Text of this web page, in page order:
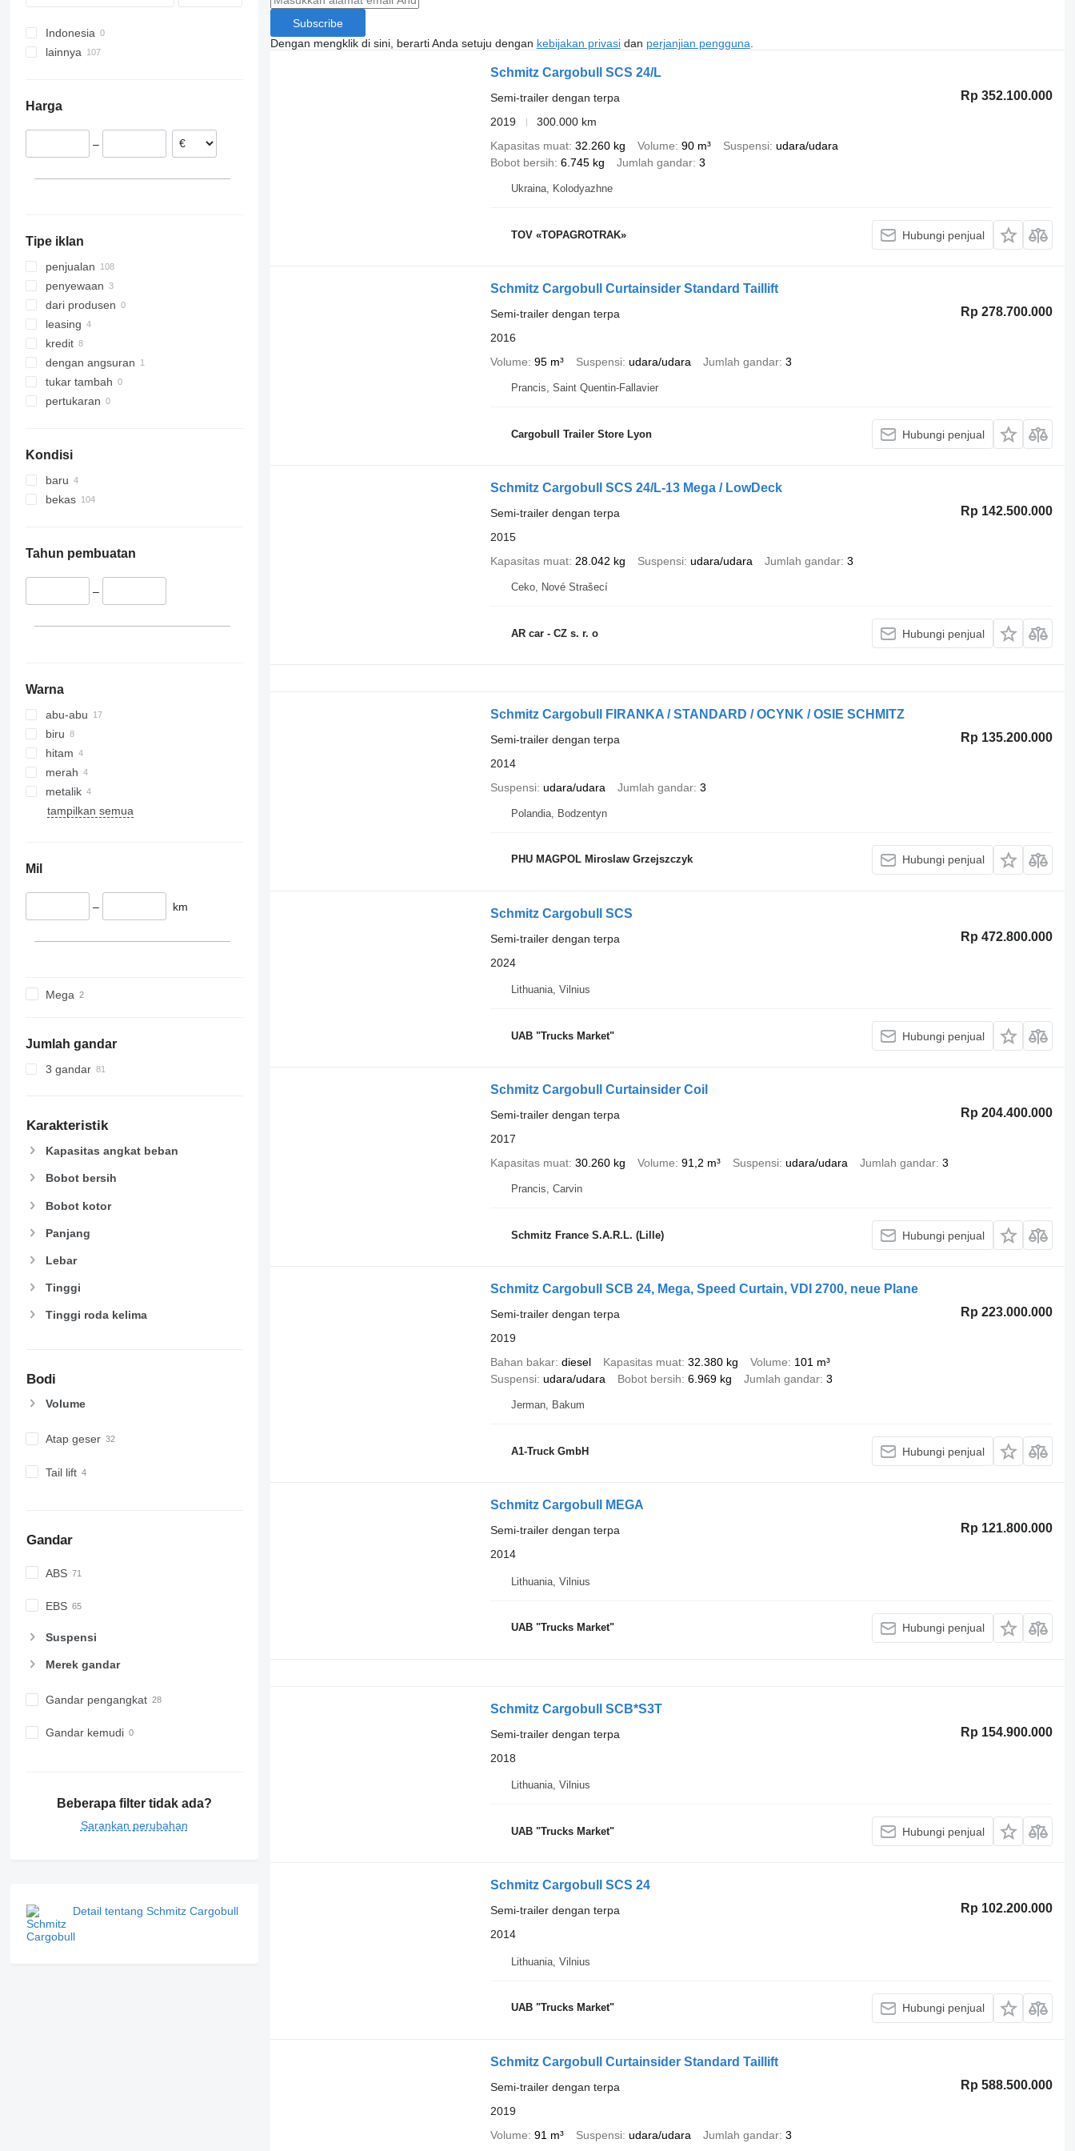
Indonesia
lainnya
Polandia
Ceko
Harga
–
Tipe iklan
penjualan
penyewaan
dari produsen
leasing
kredit
dengan angsuran
tukar tambah
pertukaran
Kondisi
baru
bekas
Tahun pembuatan
–
Warna
abu-abu
biru
hitam
merah
metalik
tampilkan semua
Mil
– km
Mega
Jumlah gandar
3 gandar
Karakteristik
Kapasitas angkat beban
Bobot bersih
Bobot kotor
Panjang
Lebar
Tinggi
Tinggi roda kelima
Bodi
Volume
Atap geser
Tail lift
Gandar
ABS
EBS
Suspensi
Merek gandar
Gandar pengangkat
Gandar kemudi
Beberapa filter tidak ada?
Sarankan perubahan
Detail tentang Schmitz Cargobull
Subscribe
Dengan mengklik di sini, berarti Anda setuju dengan kebijakan privasidan perjanjian pengguna
Schmitz Cargobull SCS 24/L
Rp 352.100.000
Semi-trailer dengan terpa
2019
300.000 km
Kapasitas muat 32.260 kg Volume 90 m³ Suspensi udara/udara
Bobot bersih 6.745 kg Jumlah gandar 3
Ukraina, Kolodyazhne
TOV «TOPAGROTRAK» Hubungi penjual
Schmitz Cargobull Curtainsider Standard Taillift
Rp 278.700.000
Semi-trailer dengan terpa
2016
Volume 95 m³ Suspensi udara/udara Jumlah gandar 3
Prancis, Saint Quentin-Fallavier
Cargobull Trailer Store Lyon Hubungi penjual
Schmitz Cargobull SCS 24/L-13 Mega / LowDeck
Rp 142.500.000
Semi-trailer dengan terpa
2015
Kapasitas muat 28.042 kg Suspensi udara/udara Jumlah gandar 3
Ceko, Nové Strašecí
AR car - CZ s. r. o Hubungi penjual
Schmitz Cargobull FIRANKA / STANDARD / OCYNK / OSIE SCHMITZ
Rp 135.200.000
Semi-trailer dengan terpa
2014
Suspensi udara/udara Jumlah gandar 3
Polandia, Bodzentyn
PHU MAGPOL Miroslaw Grzejszczyk Hubungi penjual
Schmitz Cargobull SCS
Rp 472.800.000
Semi-trailer dengan terpa
2024
Lithuania, Vilnius
UAB "Trucks Market" Hubungi penjual
Schmitz Cargobull Curtainsider Coil
Rp 204.400.000
Semi-trailer dengan terpa
2017
Kapasitas muat 30.260 kg Volume 91,2 m³ Suspensi udara/udara Jumlah gandar 3
Prancis, Carvin
Schmitz France S.A.R.L. (Lille) Hubungi penjual
Schmitz Cargobull SCB 24, Mega, Speed Curtain, VDI 2700, neue Plane
Rp 223.000.000
Semi-trailer dengan terpa
2019
Bahan bakar diesel Kapasitas muat 32.380 kg Volume
101 m³
Suspensi udara/udara Bobot bersih 6.969 kg Jumlah gandar 3
Jerman, Bakum
A1-Truck GmbH Hubungi penjual
Schmitz Cargobull MEGA
Rp 121.800.000
Semi-trailer dengan terpa
2014
Lithuania, Vilnius
UAB "Trucks Market" Hubungi penjual
Schmitz Cargobull SCB*S3T
Rp 154.900.000
Semi-trailer dengan terpa
2018
Lithuania, Vilnius
UAB "Trucks Market" Hubungi penjual
Schmitz Cargobull SCS 24
Rp 102.200.000
Semi-trailer dengan terpa
2014
Lithuania, Vilnius
UAB "Trucks Market" Hubungi penjual
Schmitz Cargobull Curtainsider Standard Taillift
Rp 588.500.000
Semi-trailer dengan terpa
2019
Volume 91 m³ Suspensi udara/udara Jumlah gandar 3